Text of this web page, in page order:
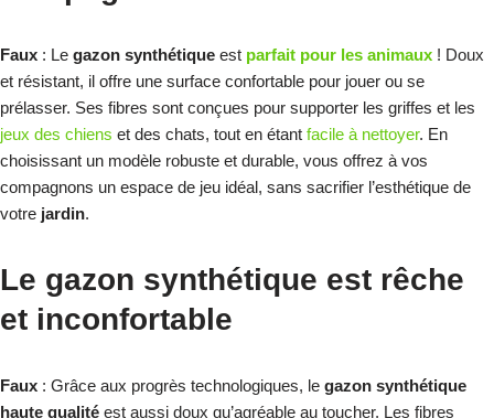
Faux : Le gazon synthétique est parfait pour les animaux ! Doux
et résistant, il offre une surface confortable pour jouer ou se
prélasser. Ses fibres sont conçues pour supporter les griffes et les
jeux des chiens et des chats, tout en étant facile à nettoyer. En
choisissant un modèle robuste et durable, vous offrez à vos
compagnons un espace de jeu idéal, sans sacrifier l’esthétique de
votre jardin.
Le gazon synthétique est rêche
et inconfortable
Faux : Grâce aux progrès technologiques, le gazon synthétique
haute qualité est aussi doux qu’agréable au toucher. Les fibres